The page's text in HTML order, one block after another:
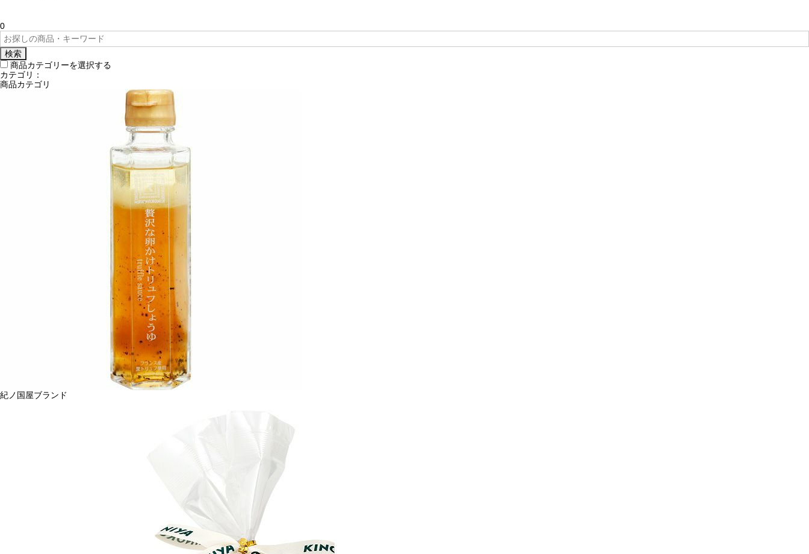
0
検索
商品カテゴリーを選択する
カテゴリ：
商品カテゴリ
紀ノ国屋ブランド